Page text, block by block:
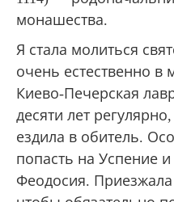
монашества.
Я стала молиться
очень естественно
Киево-Печерская
десяти лет
ездила в обитель.
попасть на Успение
Феодосия.